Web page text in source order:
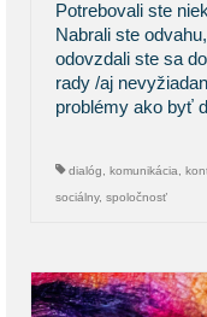
Potrebovali ste
Nabrali ste
odovzdali ste sa
rady /aj
problémy ako byť
dialóg komunikácia
sociálny, spoločnosť